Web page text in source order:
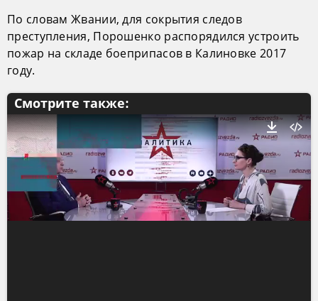
По словам Жвании, для сокрытия следов
преступления, Порошенко распорядился устроить
пожар на складе боеприпасов в Калиновке 2017
году.
Смотрите также: